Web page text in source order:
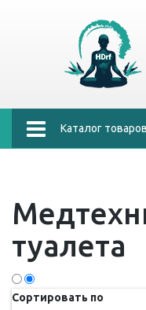
Каталог товаров
туалета
Сортировать по